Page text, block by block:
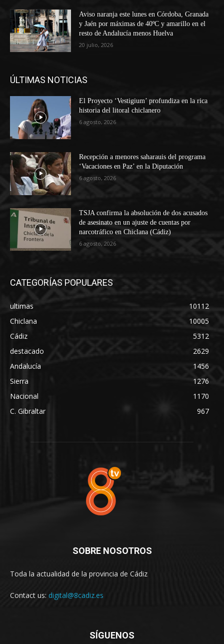
Aviso naranja este lunes en Córdoba, Granada
y Jaén por máximas de 40ºC y amarillo en el
resto de Andalucía menos Huelva
20 julio, 2026
ÚLTIMAS NOTICIAS
El Proyecto ‘Vestigium’ profundiza en la rica
historia del litoral chiclanero
6 agosto, 2026
Recepción a menores saharauis del programa
‘Vacaciones en Paz’ en la Diputación
6 agosto, 2026
TSJA confirma la absolución de dos acusados
de asesinato en un ajuste de cuentas por
narcotráfico en Chiclana (Cádiz)
6 agosto, 2026
CATEGORÍAS POPULARES
ultimas
10112
Chiclana
10005
Cádiz
5312
destacado
2629
Andalucía
1456
Sierra
1276
Nacional
1170
C. Gibraltar
967
SOBRE NOSOTROS
Toda la actualidad de la provincia de Cádiz
Contact us: digital@8cadiz.es
SÍGUENOS